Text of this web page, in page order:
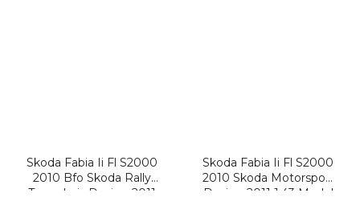
Skoda Fabia Ii Fl S2000
2010 Bfo Skoda Rally
Team Loix Design 2011
Skoda Fabia Ii Fl S2000
2010 Skoda Motorsport
Design 2011 1:43 Model